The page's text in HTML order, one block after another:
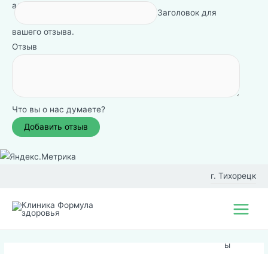
адрес электронной почты?
Заголовок для
вашего отзыва.
Отзыв
Что вы о нас думаете?
г. Тихорецк
ы
Main